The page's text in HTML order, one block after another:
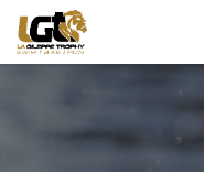
Se rendre au contenu